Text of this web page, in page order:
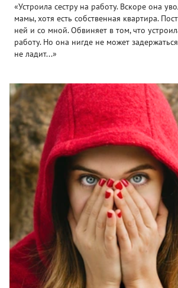
«Устроила сестру на работу. Вскоре она
мамы, хотя есть собственная квартира.
ней и со мной. Обвиняет в том, что
работу. Но она нигде не может
не ладит...»